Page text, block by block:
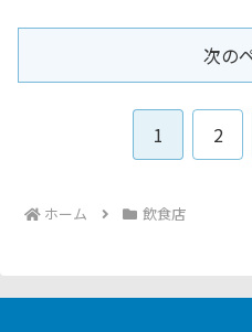
次の
1 2
ホーム 飲食店